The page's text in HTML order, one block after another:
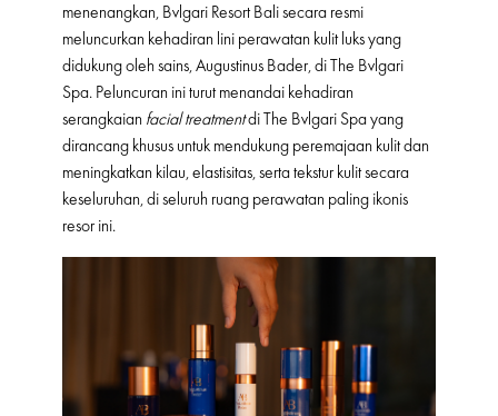
menenangkan, Bvlgari Resort Bali secara resmi
meluncurkan kehadiran lini perawatan kulit luks yang
didukung oleh sains, Augustinus Bader, di The Bvlgari
Spa. Peluncuran ini turut menandai kehadiran
serangkaian facial treatmentdi The Bvlgari Spa yang
dirancang khusus untuk mendukung peremajaan kulit dan
meningkatkan kilau, elastisitas, serta tekstur kulit secara
keseluruhan, di seluruh ruang perawatan paling ikonis
resor ini.